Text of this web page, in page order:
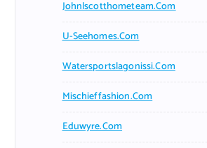
Johnlscotthometeam.com
U-Seehomes.com
Watersportslagonissi.com
Mischieffashion.com
Eduwyre.com